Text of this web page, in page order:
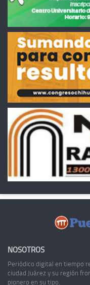
NOSOTROS
Periódico digital en tiempo
ciudad Juárez y su región
pionero en su tipo.